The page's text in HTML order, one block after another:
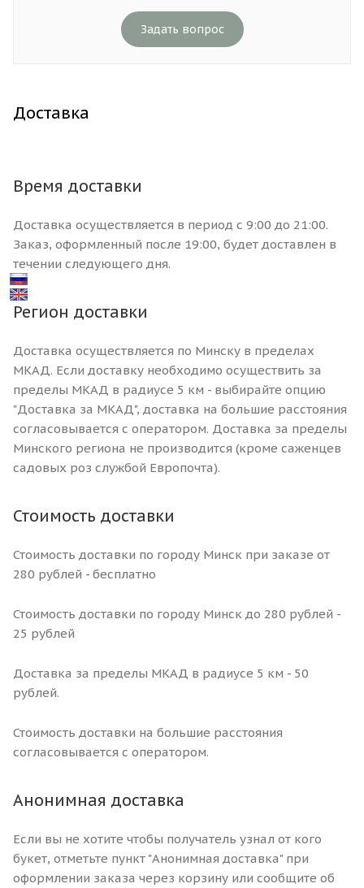
Задать вопрос
Доставка
Время доставки
Доставка осуществляется в период с 9:00 до 21:00.
Заказ, оформленный после 19:00, будет доставлен в
течении следующего дня.
Регион доставки
Доставка осуществляется по Минску в пределах
МКАД. Если доставку необходимо осуществить за
пределы МКАД в радиусе 5 км - выбирайте опцию
"Доставка за МКАД", доставка на большие расстояния
согласовывается с оператором. Доставка за пределы
Минского региона не производится (кроме саженцев
садовых роз службой Европочта).
Стоимость доставки
Стоимость доставки по городу Минск при заказе от
280 рублей - бесплатно
Стоимость доставки по городу Минск до 280 рублей -
25 рублей
Доставка за пределы МКАД в радиусе 5 км - 50
рублей.
Стоимость доставки на большие расстояния
согласовывается с оператором.
Анонимная доставка
Если вы не хотите чтобы получатель узнал от кого
букет, отметьте пункт "Анонимная доставка" при
оформлении заказа через корзину или сообщите об